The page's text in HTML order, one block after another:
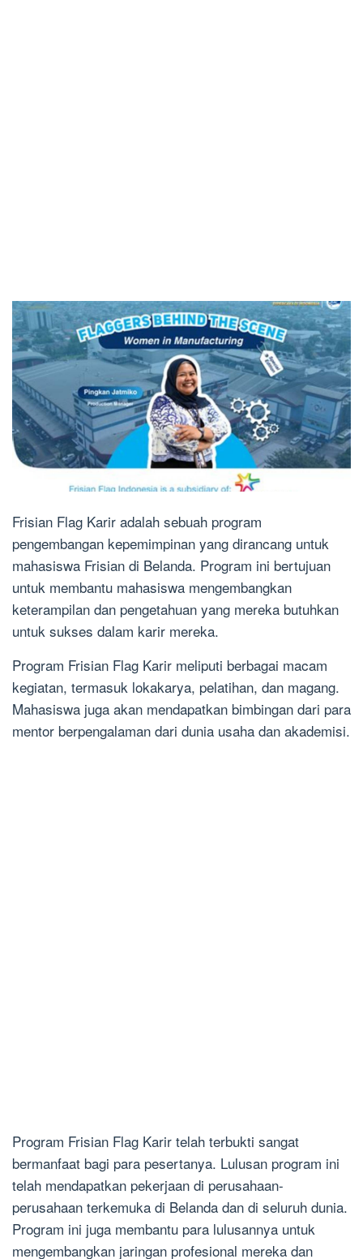
Frisian Flag Karir adalah sebuah program
pengembangan kepemimpinan yang dirancang untuk
mahasiswa Frisian di Belanda. Program ini bertujuan
untuk membantu mahasiswa mengembangkan
keterampilan dan pengetahuan yang mereka butuhkan
untuk sukses dalam karir mereka.
Program Frisian Flag Karir meliputi berbagai macam
kegiatan, termasuk lokakarya, pelatihan, dan magang.
Mahasiswa juga akan mendapatkan bimbingan dari para
mentor berpengalaman dari dunia usaha dan akademisi.
Program Frisian Flag Karir telah terbukti sangat
bermanfaat bagi para pesertanya. Lulusan program ini
telah mendapatkan pekerjaan di perusahaan-
perusahaan terkemuka di Belanda dan di seluruh dunia.
Program ini juga membantu para lulusannya untuk
mengembangkan jaringan profesional mereka dan